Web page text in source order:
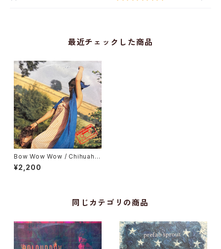
最近チェックした商品
Bow Wow Wow / Chihuahu
a, Golly! Golly! Go Buddy!
¥2,200
同じカテゴリの商品